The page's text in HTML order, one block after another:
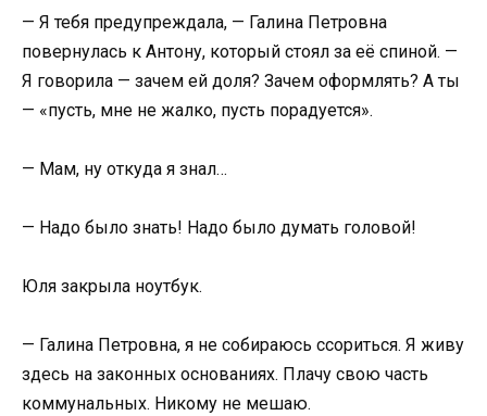
— Я тебя предупреждала, — Галина Петровна
повернулась к Антону, который стоял за её спиной. —
Я говорила — зачем ей доля? Зачем оформлять? А ты
— «пусть, мне не жалко, пусть порадуется».
— Мам, ну откуда я знал…
— Надо было знать! Надо было думать головой!
Юля закрыла ноутбук.
— Галина Петровна, я не собираюсь ссориться. Я живу
здесь на законных основаниях. Плачу свою часть
коммунальных. Никому не мешаю.